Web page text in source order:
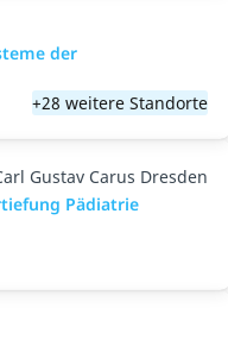
der
+28 weitere Standorte
Gustav Carus Dresden
Pädiatrie